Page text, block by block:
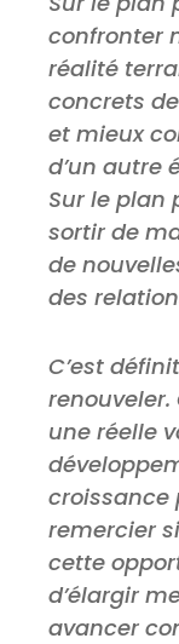
confronter
réalité
concrets
et mieux
d’un autre
Sur le plan
sortir de
de
des
C’est
une réelle
croissance
remercier
cette
d’élargir
avancer